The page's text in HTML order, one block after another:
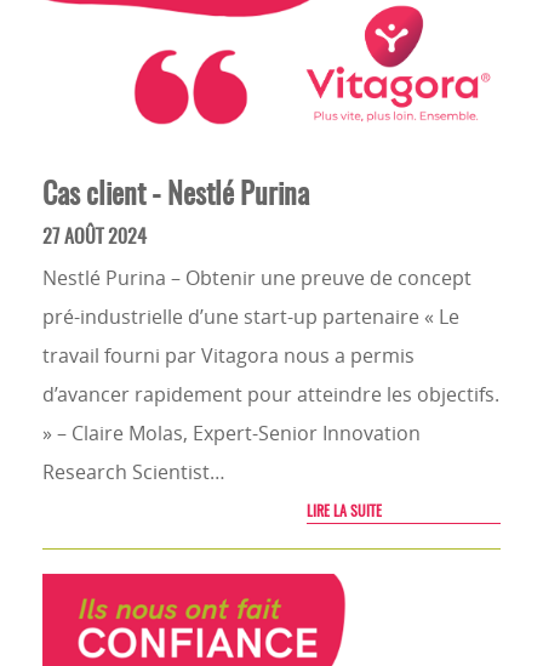
Cas client - Nestlé Purina
27 AOÛT 2024
Nestlé Purina – Obtenir une preuve de concept
pré-industrielle d’une start-up partenaire « Le
travail fourni par Vitagora nous a permis
d’avancer rapidement pour atteindre les objectifs.
» – Claire Molas, Expert-Senior Innovation
Research Scientist…
LIRE LA SUITE